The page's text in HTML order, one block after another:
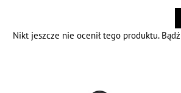
Nikt jeszcze nie ocenił tego produktu.